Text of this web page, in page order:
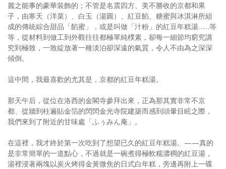
活動實況記錄
媒體報導一覽
合作與代言
訂閱電子報
麗之能事的豪華裝飾的；不管是名震四方、美不勝收的京都和果
子，由寒天（洋菜）、白玉（湯圓）、紅豆餡、糖蜜與冰淇淋所組
成的傳統綜合甜品「餡蜜」，或是叫做「汁粉」的紅豆年糕湯……等
等，從材料到做工到外觀往往都極單純樸素，卻每一細節均窮究講
究到極致，一致綻放著一種淡泊卻深遠的氣質，令人不由為之深深
傾倒。
這中間，我最喜歡的尤其是，京都的紅豆年糕湯。
那天午后，從位在洛西的金閣寺參拜出來，正為那其實非常不京
都、從牆到柱遍貼金箔的閃閃金光寺院建築而感到頭暈目眩之際，
我們來到了附近的甘味處「ふぅみん庵」。
在這裡，我才終於第一次吃到了想望已久的紅豆年糕湯。——真的
是非常簡單的一道點心，不過就是一碗煮得極軟糯濃稠的紅豆湯，
湯裡浸著兩塊以炭火烤得金黃微焦的日式白年糕，旁邊再附上一碟